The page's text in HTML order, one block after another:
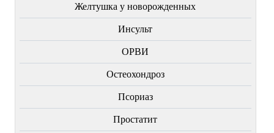
Желтушка у новорожденных
Инсульт
ОРВИ
Остеохондроз
Пcориаз
Простатит